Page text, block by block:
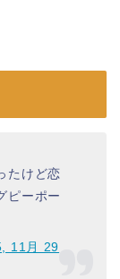
たけど恋
ピーポー
11月 29